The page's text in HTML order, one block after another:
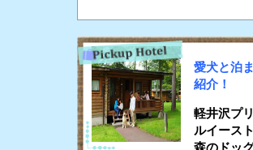
愛犬と泊
紹介！
軽井沢プ
ルイース